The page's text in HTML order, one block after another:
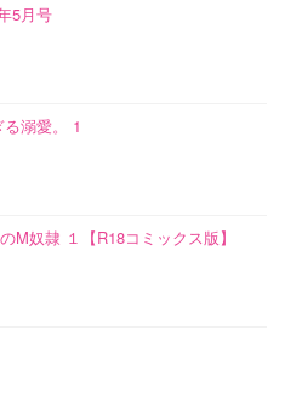
5月号
溺愛。 1
M奴隷 １【R18コミックス版】